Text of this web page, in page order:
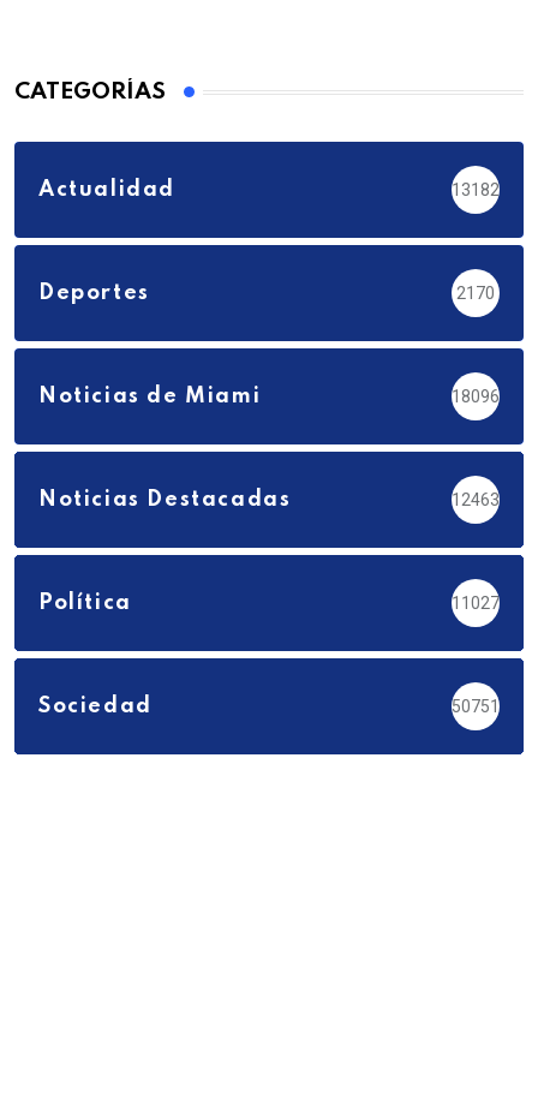
CATEGORÍAS
Actualidad 13182
Deportes 2170
Noticias de Miami 18096
Noticias Destacadas 12463
Política 11027
Sociedad 50751